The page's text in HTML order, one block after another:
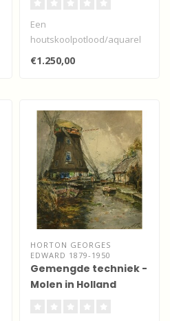
Een
houtskoolpotlood/aquarel
van deze Engelse
kunstenaar uit North
€1.250,00
HORTON GEORGES
EDWARD 1879-1950
Gemengde techniek -
Molen in Holland